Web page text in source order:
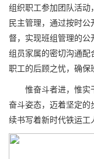
组织职工参加团队活动
民主管理，通过按时
督，实现班组管理的公
组员家属的密切沟通配
职工的后顾之忧，确保
惟奋斗者进，惟实干
奋斗姿态，迈着坚定的
续书写着新时代铁运工